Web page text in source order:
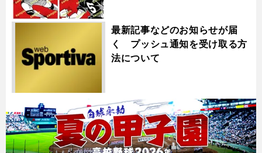
最新記事などのお知らせが届
く プッシュ通知を受け取る方
法について